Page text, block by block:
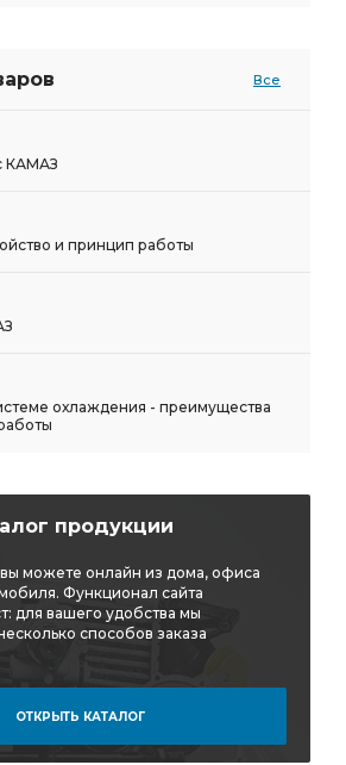
Все
КАМАЗ
и принцип работы
охлаждения - преимущества
продукции
вы можете онлайн из дома, офиса
Функционал сайта
для вашего удобства мы
способов заказа
ОТКРЫТЬ КАТАЛОГ